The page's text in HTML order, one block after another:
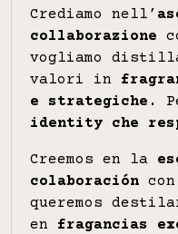
Crediamo nell’
collaborazione
vogliamo
valori in
e strategiche .
identity che
Creemos en la
colaboración
queremos
en fragancias